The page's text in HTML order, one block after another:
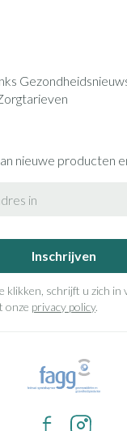
nieuwe producten
Inschrijven
klikken, schrijft u zich in
onze privacy policy.